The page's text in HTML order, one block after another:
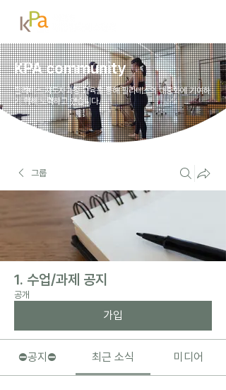
KPA community
필라테스 지도자과정 교육을 통해 필라테스의 대중화에 기여하
기 위해 노력하고 있습니다.
그룹
1. 수업/과제 공지
공개
가입
⛔️공지⛔️ 최근 소식 미디어